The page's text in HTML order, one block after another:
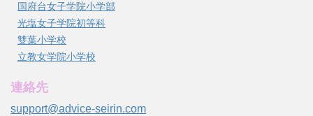
国府台女子学院小学部
光塩女子学院初等科
雙葉小学校
立教女学院小学校
連絡先
support@advice-seirin.com